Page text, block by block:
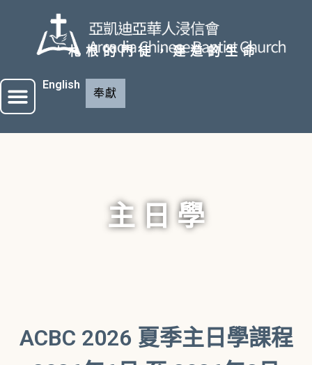
札根的門徒，建造的生命
English
奉獻
主 日 學​
ACBC 2026 夏季主日學課程